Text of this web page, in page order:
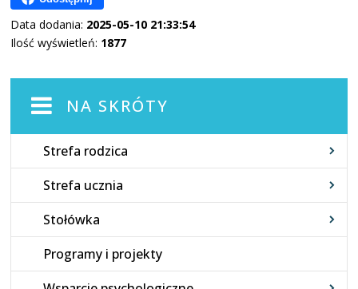
Data dodania: 2025-05-10 21:33:54
Ilość wyświetleń: 1877
NA SKRÓTY
Strefa rodzica
Strefa ucznia
Stołówka
Programy i projekty